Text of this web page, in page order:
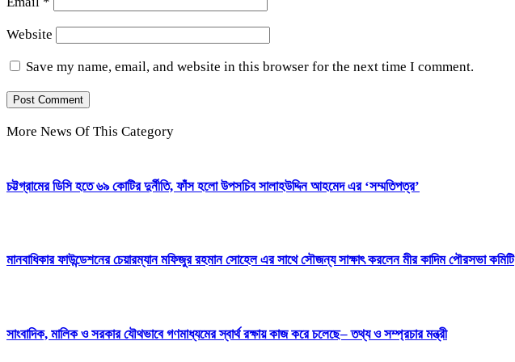
Website
Save my name, email, and website in this browser for the next time I comment.
More News Of This Category
চট্টগ্রামের ডিসি হতে ৬৯ কোটির দুর্নীতি, ফাঁস হলো উপসচিব সালাহউদ্দিন আহমেদ এর ‘সম্মতিপত্র’
মানবাধিকার ফাউন্ডেশনের চেয়ারম্যান মফিজুর রহমান সোহেল এর সাথে সৌজন্য সাক্ষাৎ করলেন মীর কাদিম পৌরসভা কমিটি
সাংবাদিক, মালিক ও সরকার যৌথভাবে গণমাধ্যমের স্বার্থ রক্ষায় কাজ করে চলেছে– তথ্য ও সম্প্রচার মন্ত্রী